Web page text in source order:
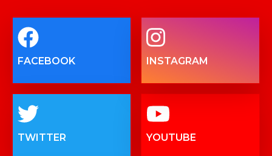
FACEBOOK INSTAGRAM
TWITTER YOUTUBE